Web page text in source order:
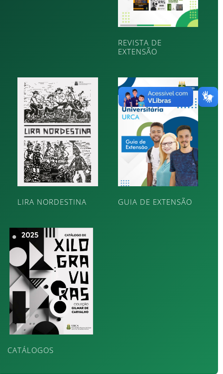
REVISTA DE
EXTENSÃO
LIRA NORDESTINA GUIA DE EXTENSÃO
CATÁLOGOS